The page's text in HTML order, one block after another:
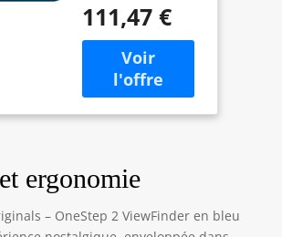
appuyez sur le
bouton rouge et il
apparaît magie.
Retardateur - 60
jours d'autonomie:
batterie lithium-
mAh, 3, 7 V tension
nominale, 4, 07 Wh
Lentille de haute
qualité: lentilles
111,47 €
ergonomie
– OneStep 2 ViewFinder en bleu